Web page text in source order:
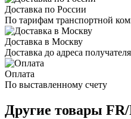
Доставка по России
По тарифам транспортной
Доставка в Москву
Доставка до адреса
Оплата
По выставленному счету
Другие товары